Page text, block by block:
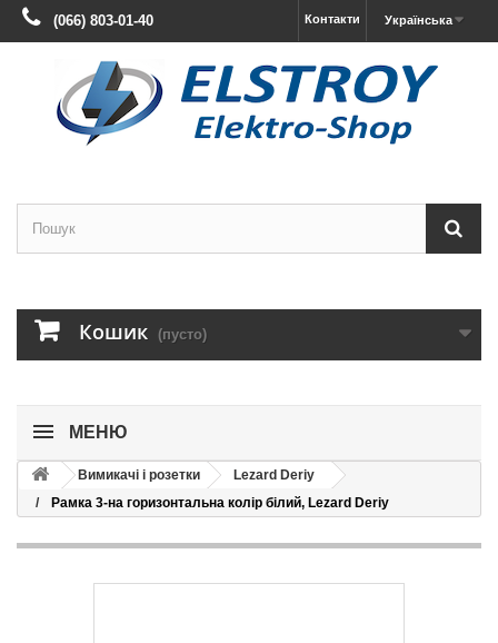
Українська
Контакти
(066) 803-01-40
Кошик (пусто)
МЕНЮ
Вимикачі і розетки
Lezard Deriy
Рамка 3-на горизонтальна колір білий, Lezard Deriy